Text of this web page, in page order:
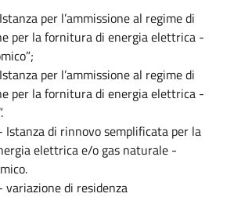
per l’ammissione al regime di
per la fornitura di energia elettrica -
per l’ammissione al regime di
per la fornitura di energia elettrica -
Istanza di rinnovo semplificata per la
elettrica e/o gas naturale -
variazione di residenza